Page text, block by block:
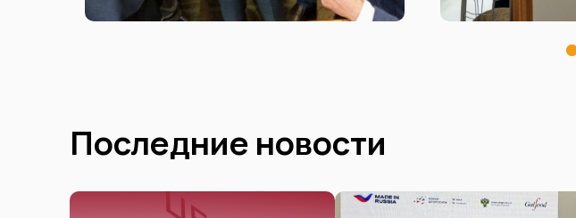
Последние новости